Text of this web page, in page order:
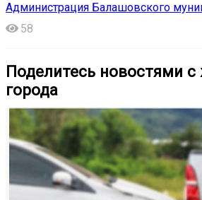
Администрация Балашовского
58
Поделитесь новостями
города